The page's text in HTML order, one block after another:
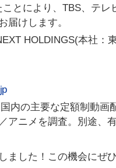
とにより、TBS、テ
届けします。
HOLDINGS(本社：
内の主要な定額制動画
ニメを調査。別途、有
ました！この機会にぜ